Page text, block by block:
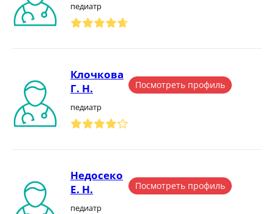
педиатр
Клочкова
Г. Н.
педиатр
Посмотреть профиль
Недосеко
Е. Н.
педиатр
Посмотреть профиль